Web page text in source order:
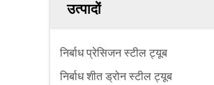
उत्पादों
निर्बाध प्रेसिजन स्टील ट्यूब
निर्बाध शीत ड्रोन स्टील ट्यूब